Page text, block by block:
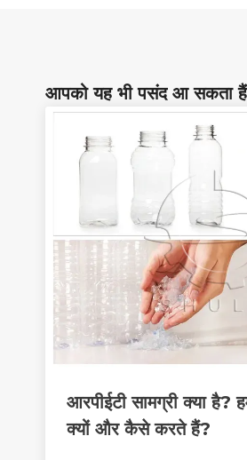
आपको यह भी पसंद आ सकता हैं
आरपीईटी सामग्री क्या है?
क्यों और कैसे करते हैं?